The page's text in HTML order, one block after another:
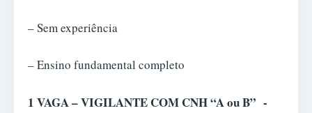
– Sem experiência
– Ensino fundamental completo
1 VAGA – VIGILANTE COM CNH “A ou B” -